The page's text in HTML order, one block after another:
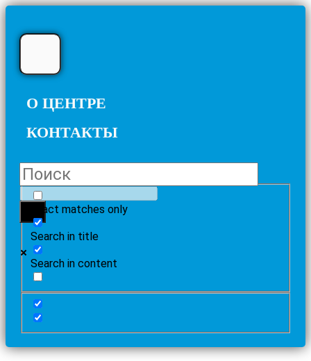
О ЦЕНТРЕ
КОНТАКТЫ
Exact matches only
Search in title
Search in content